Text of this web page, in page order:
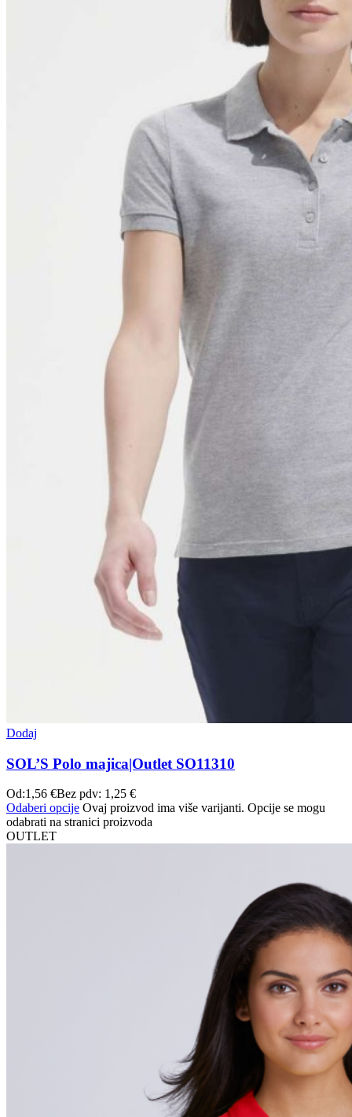
Dodaj
SOL’S Polo majica|Outlet SO11310
Od:1,56 €Bez pdv: 1,25 €
Odaberi opcije Ovaj proizvod ima više varijanti. Opcije se mogu
odabrati na stranici proizvoda
OUTLET